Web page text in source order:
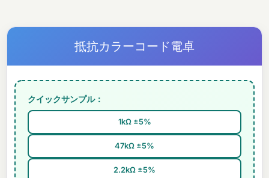
抵抗カラーコード電卓
クイックサンプル：
1kΩ ±5%
47kΩ ±5%
2.2kΩ ±5%